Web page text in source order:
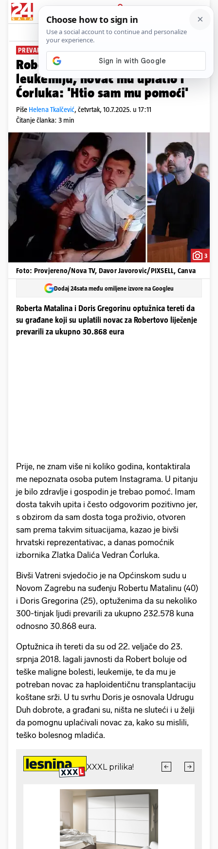
PRIJAVA
News Komentari
PREVARIO 300 LJUDI
Robertu sude da je lagao da ima
leukemiju, novac mu uplatio i
Ćorluka: 'Htio sam mu pomoći'
Piše Helena Tkalčević, četvrtak, 10.7.2025. u 17:11
Čitanje članka: 3 min
3
Foto: Provjereno/Nova TV, Davor Javorovic/PIXSELL, Canva
Dodaj 24sata među omiljene izvore na Googleu
Roberta Matalina i Doris Gregorinu optužnica tereti da
su građane koji su uplatili novac za Robertovo liječenje
prevarili za ukupno 30.868 eura
Prije, ne znam više ni koliko godina, kontaktirala
me nepoznata osoba putem Instagrama. U pitanju
je bilo zdravlje i gospodin je trebao pomoć. Imam
dosta takvih upita i često odgovorim pozitivno jer,
s obzirom da sam dosta toga proživio, otvoren
sam prema takvim situacijama, kazao je bivši
hrvatski reprezentativac, a danas pomoćnik
izbornika Zlatka Dalića Vedran Ćorluka.
Bivši Vatreni svjedočio je na Općinskom sudu u
Novom Zagrebu na suđenju Robertu Matalinu (40)
i Doris Gregorina (25), optuženima da su nekoliko
300-tinjak ljudi prevarili za ukupno 232.578 kuna
odnosno 30.868 eura.
Optužnica ih tereti da su od 22. veljače do 23.
srpnja 2018. lagali javnosti da Robert boluje od
teške maligne bolesti, leukemije, te da mu je
potreban novac za haploidentičnu transplantaciju
koštane srži. U tu svrhu Doris je osnovala Udrugu
Duh dobrote, a građani su, ništa ne sluteći i u želji
da pomognu uplaćivali novac za, kako su mislili,
teško bolesnog mladića.